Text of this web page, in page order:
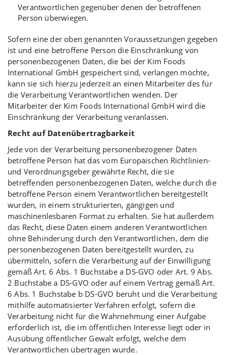
Verantwortlichen gegenüber denen der betroffenen
Person überwiegen.
Sofern eine der oben genannten Voraussetzungen gegeben
ist und eine betroffene Person die Einschränkung von
personenbezogenen Daten, die bei der Kim Foods
International GmbH gespeichert sind, verlangen möchte,
kann sie sich hierzu jederzeit an einen Mitarbeiter des für
die Verarbeitung Verantwortlichen wenden. Der
Mitarbeiter der Kim Foods International GmbH wird die
Einschränkung der Verarbeitung veranlassen.
Recht auf Datenübertragbarkeit
Jede von der Verarbeitung personenbezogener Daten
betroffene Person hat das vom Europäischen Richtlinien-
und Verordnungsgeber gewährte Recht, die sie
betreffenden personenbezogenen Daten, welche durch die
betroffene Person einem Verantwortlichen bereitgestellt
wurden, in einem strukturierten, gängigen und
maschinenlesbaren Format zu erhalten. Sie hat außerdem
das Recht, diese Daten einem anderen Verantwortlichen
ohne Behinderung durch den Verantwortlichen, dem die
personenbezogenen Daten bereitgestellt wurden, zu
übermitteln, sofern die Verarbeitung auf der Einwilligung
gemäß Art. 6 Abs. 1 Buchstabe a DS-GVO oder Art. 9 Abs.
2 Buchstabe a DS-GVO oder auf einem Vertrag gemäß Art.
6 Abs. 1 Buchstabe b DS-GVO beruht und die Verarbeitung
mithilfe automatisierter Verfahren erfolgt, sofern die
Verarbeitung nicht für die Wahrnehmung einer Aufgabe
erforderlich ist, die im öffentlichen Interesse liegt oder in
Ausübung öffentlicher Gewalt erfolgt, welche dem
Verantwortlichen übertragen wurde.